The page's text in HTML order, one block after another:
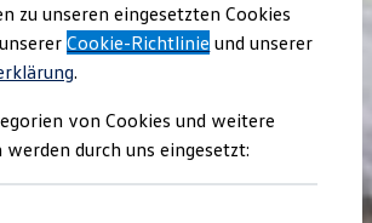
Sondermodelle
und Gebrauchtwagen
Zertifizierte Gebrauchtwagen
bei Gebrauchtwagen
Angebote
zu unseren eingesetzten Cookies
Cookie-Richtlinie und unserer
.
von Cookies und weitere
werden durch uns eingesetzt: